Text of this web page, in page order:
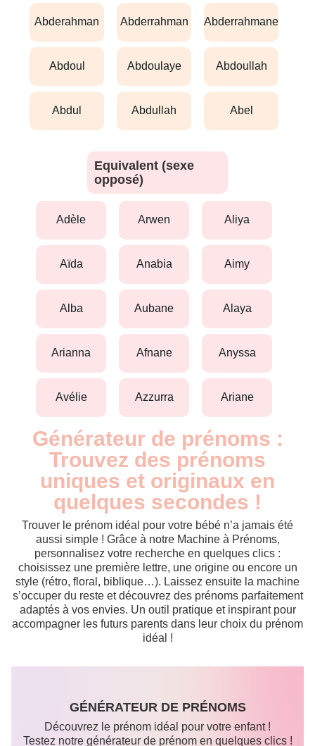
abderahman abderrahman abderrahmane
abdoul abdoulaye abdoullah
abdul abdullah abel
Equivalent (sexe
opposé)
adèle arwen aliya
aïda anabia aimy
alba aubane alaya
arianna afnane anyssa
avélie azzurra ariane
Générateur de prénoms :
Trouvez des prénoms
uniques et originaux en
quelques secondes !
Trouver le prénom idéal pour votre bébé n’a jamais été
aussi simple ! Grâce à notre Machine à Prénoms,
personnalisez votre recherche en quelques clics :
choisissez une première lettre, une origine ou encore un
style (rétro, floral, biblique…). Laissez ensuite la machine
s’occuper du reste et découvrez des prénoms parfaitement
adaptés à vos envies. Un outil pratique et inspirant pour
accompagner les futurs parents dans leur choix du prénom
idéal !
GÉNÉRATEUR DE PRÉNOMS
Découvrez le prénom idéal pour votre enfant !
Testez notre générateur de prénom en quelques clics !